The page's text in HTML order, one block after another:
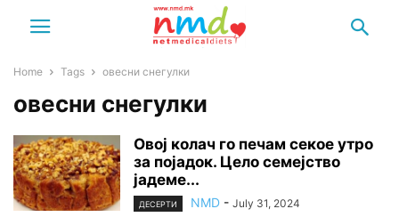
Home Tags овесни снегулки
овесни снегулки
Овој колач го печам секое утро
за појадок. Цело семејство
јадеме...
ДЕСЕРТИ NMD - July 31, 2024